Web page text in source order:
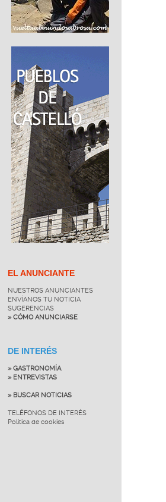
EL ANUNCIANTE
NUESTROS ANUNCIANTES
ENVÍANOS TU NOTICIA
SUGERENCIAS
» CÓMO ANUNCIARSE
DE INTERÉS
» GASTRONOMÍA
» ENTREVISTAS
» BUSCAR NOTICIAS
TELÉFONOS DE INTERÉS
Política de cookies